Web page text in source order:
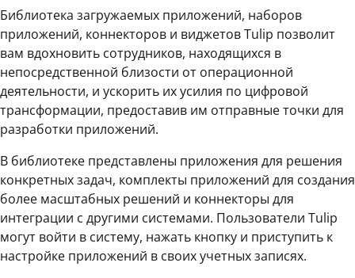
Библиотека загружаемых приложений, наборов
приложений, коннекторов и виджетов Tulip позволит
вам вдохновить сотрудников, находящихся в
непосредственной близости от операционной
деятельности, и ускорить их усилия по цифровой
трансформации, предоставив им отправные точки для
разработки приложений.
В библиотеке представлены приложения для решения
конкретных задач, комплекты приложений для создания
более масштабных решений и коннекторы для
интеграции с другими системами. Пользователи Tulip
могут войти в систему, нажать кнопку и приступить к
настройке приложений в своих учетных записях.